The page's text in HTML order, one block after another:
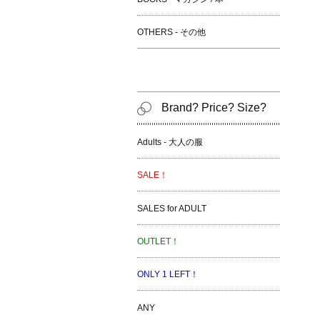
OTHERS - その他
Brand? Price? Size?
Adults - 大人の服
SALE！
SALES for ADULT
OUTLET！
ONLY 1 LEFT！
ANY